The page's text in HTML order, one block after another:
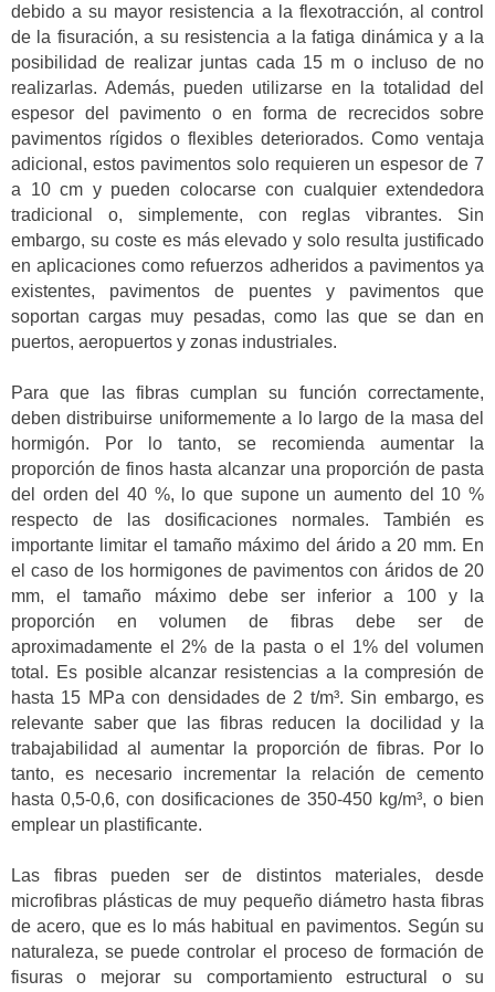
debido a su mayor resistencia a la flexotracción, al control
de la fisuración, a su resistencia a la fatiga dinámica y a la
posibilidad de realizar juntas cada 15 m o incluso de no
realizarlas. Además, pueden utilizarse en la totalidad del
espesor del pavimento o en forma de recrecidos sobre
pavimentos rígidos o flexibles deteriorados. Como ventaja
adicional, estos pavimentos solo requieren un espesor de 7
a 10 cm y pueden colocarse con cualquier extendedora
tradicional o, simplemente, con reglas vibrantes. Sin
embargo, su coste es más elevado y solo resulta justificado
en aplicaciones como refuerzos adheridos a pavimentos ya
existentes, pavimentos de puentes y pavimentos que
soportan cargas muy pesadas, como las que se dan en
puertos, aeropuertos y zonas industriales.
Para que las fibras cumplan su función correctamente,
deben distribuirse uniformemente a lo largo de la masa del
hormigón. Por lo tanto, se recomienda aumentar la
proporción de finos hasta alcanzar una proporción de pasta
del orden del 40 %, lo que supone un aumento del 10 %
respecto de las dosificaciones normales. También es
importante limitar el tamaño máximo del árido a 20 mm. En
el caso de los hormigones de pavimentos con áridos de 20
mm, el tamaño máximo debe ser inferior a 100 y la
proporción en volumen de fibras debe ser de
aproximadamente el 2% de la pasta o el 1% del volumen
total. Es posible alcanzar resistencias a la compresión de
hasta 15 MPa con densidades de 2 t/m³. Sin embargo, es
relevante saber que las fibras reducen la docilidad y la
trabajabilidad al aumentar la proporción de fibras. Por lo
tanto, es necesario incrementar la relación de cemento
hasta 0,5-0,6, con dosificaciones de 350-450 kg/m³, o bien
emplear un plastificante.
Las fibras pueden ser de distintos materiales, desde
microfibras plásticas de muy pequeño diámetro hasta fibras
de acero, que es lo más habitual en pavimentos. Según su
naturaleza, se puede controlar el proceso de formación de
fisuras o mejorar su comportamiento estructural o su